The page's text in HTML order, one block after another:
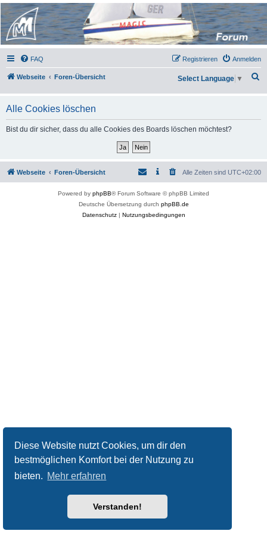
Diese Website nutzt Cookies, um dir den
bestmöglichen Komfort bei der Nutzung zu
bieten. Mehr erfahren
Verstanden!
Micro Magic Forum
Deutschland
FAQ Anmelden
Registrieren
Webseite Foren-Übersicht
h
Select Language ▼
Alle Cookies löschen
Bist du dir sicher, dass du alle Cookies des Boards löschen möchtest?
Webseite Foren-Übersicht Alle Zeiten sind UTC+02:00
Powered by phpBB® Forum Software © phpBB Limited
Deutsche Übersetzung durch phpBB.de
Datenschutz| Nutzungsbedingungen